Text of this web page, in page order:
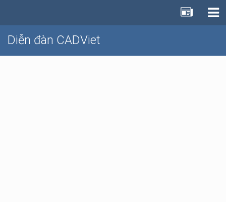
Diễn đàn CADViet